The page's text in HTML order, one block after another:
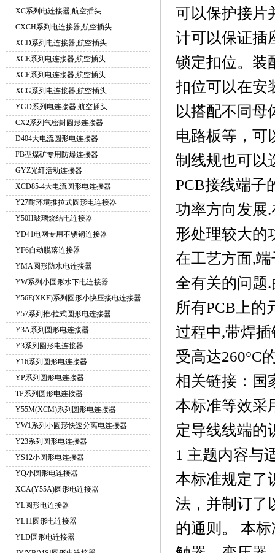
XC系列电连接器,航空插头
CXCH系列电连接器,航空插头
XCD系列电连接器,航空插头
XCE系列电连接器,航空插头
XCF系列电连接器,航空插头
XCG系列电连接器,航空插头
YGD系列电连接器,航空插头
CX2系列气密封圆形连接器
D404大电流圆形电连接器
FB型煤矿专用防爆连接器
GYZ光纤活动连接器
XCD85-4大电流圆形电连接器
Y27耐环境推拉式圆形电连接器
Y50H玻璃烧结电连接器
YD41电网专用不锈钢连接器
YF6自动脱落连接器
YMA圆形防水电连接器
YW系列小圆形水下电连接器
Y56E(XKE)系列圆形小快压接电连接器
Y57系列推/拉式圆形电连接器
Y3A系列圆形电连接器
Y3系列圆形电连接器
Y16系列圆形电连接器
YP系列圆形电连接器
TP系列圆形电连接器
Y55M(XCM)系列圆形电连接器
YW1系列小圆形快速分离电连接器
Y23系列圆形电连接器
YS12小圆形电连接器
YQ小圆形电连接器
XCA(Y55A)圆形电连接器
YL圆形电连接器
YL11圆形电连接器
YLD圆形电连接器
可以保护接片
计可以保证插
锁定扣位。装
扣位可以在安
以搭配不同母
电路板等，可
制线规也可以
PCB接线端子
功率方向发展
形处理较大的
在工艺方面,
全有关的问题
所有PCB上的
过程中,带焊
受高达260°C
相关链接：国
本标准等效采
定导线线端的
1 主题内容与
本标准规定了
法，并制订了
的通则。 本